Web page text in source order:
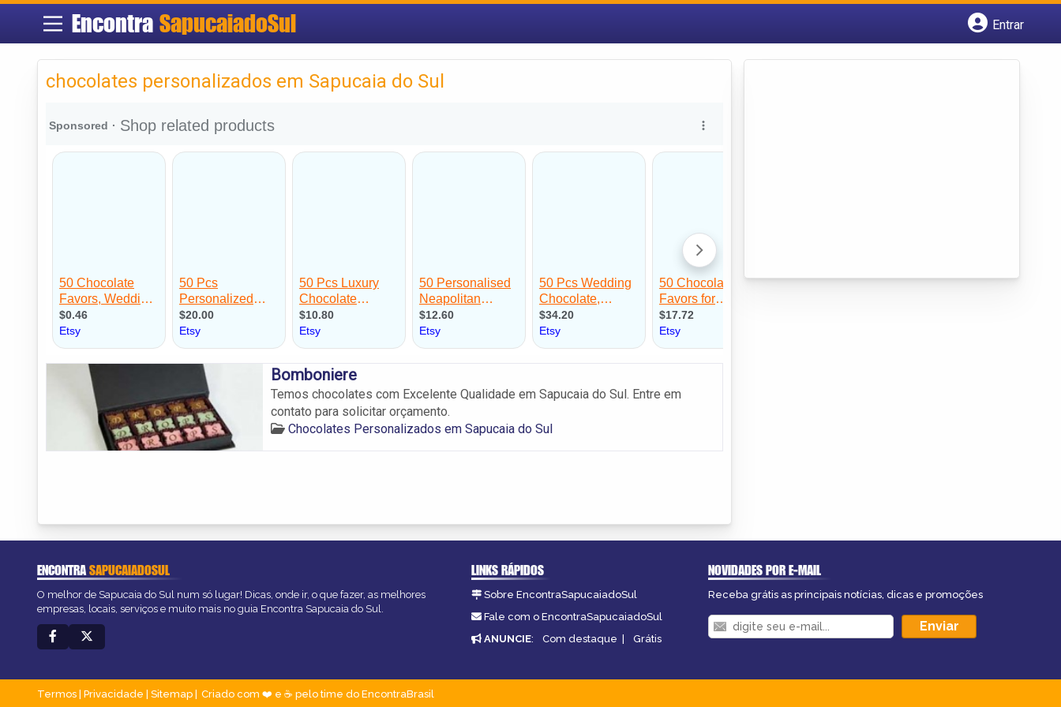
Encontra SapucaiadoSul
Entrar
chocolates personalizados em Sapucaia do Sul
Bomboniere
Temos chocolates com Excelente Qualidade em Sapucaia do Sul. Entre em
contato para solicitar orçamento.
Chocolates Personalizados em Sapucaia do Sul
ENCONTRASAPUCAIADOSUL
O melhor de Sapucaia do Sul num só lugar! Dicas, onde ir, o que fazer, as melhores
empresas, locais, serviços e muito mais no guia Encontra Sapucaia do Sul.
LINKS RÁPIDOS
Sobre EncontraSapucaiadoSul
Fale com o EncontraSapucaiadoSul
ANUNCIE: Com destaque | Grátis
NOVIDADES POR E-MAIL
Receba grátis as principais notícias, dicas e promoções
Termos Privacidade Sitemap Criado com ❤️ e ☕ pelo time do EncontraBrasil